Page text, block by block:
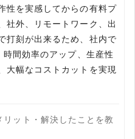
性を実感してからの有料プ
社外、リモートワーク、出
打刻が出来るため、社内で
間効率のアップ、生産性
大幅なコストカットを実現
ット・解決したことを教